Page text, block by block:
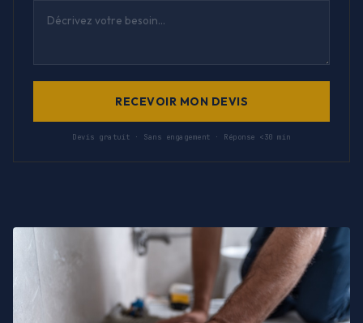
RECEVOIR MON DEVIS
Devis gratuit · Sans engagement · Réponse <30 min